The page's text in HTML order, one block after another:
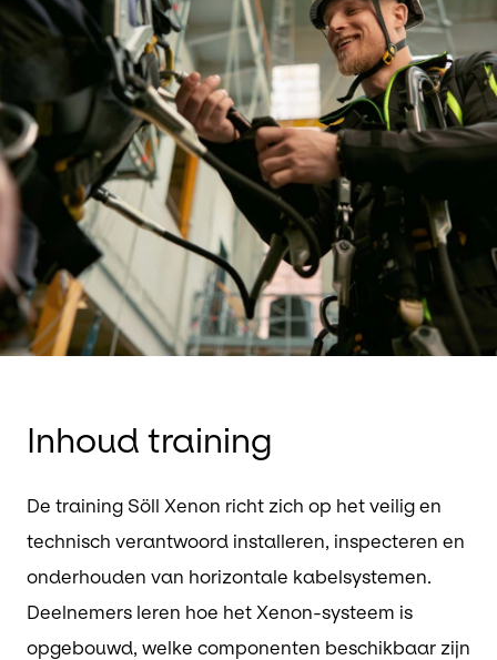
Inhoud training
De training Söll Xenon richt zich op het veilig en
technisch verantwoord installeren, inspecteren en
onderhouden van horizontale kabelsystemen.
Deelnemers leren hoe het Xenon-systeem is
opgebouwd, welke componenten beschikbaar zijn